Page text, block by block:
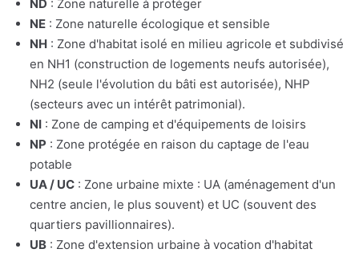
ND : Zone naturelle à protéger
NE : Zone naturelle écologique et sensible
NH : Zone d'habitat isolé en milieu agricole et subdivisé
en NH1 (construction de logements neufs autorisée),
NH2 (seule l'évolution du bâti est autorisée), NHP
(secteurs avec un intérêt patrimonial).
NI : Zone de camping et d'équipements de loisirs
NP : Zone protégée en raison du captage de l'eau
potable
UA / UC : Zone urbaine mixte : UA (aménagement d'un
centre ancien, le plus souvent) et UC (souvent des
quartiers pavillionnaires).
UB : Zone d'extension urbaine à vocation d'habitat